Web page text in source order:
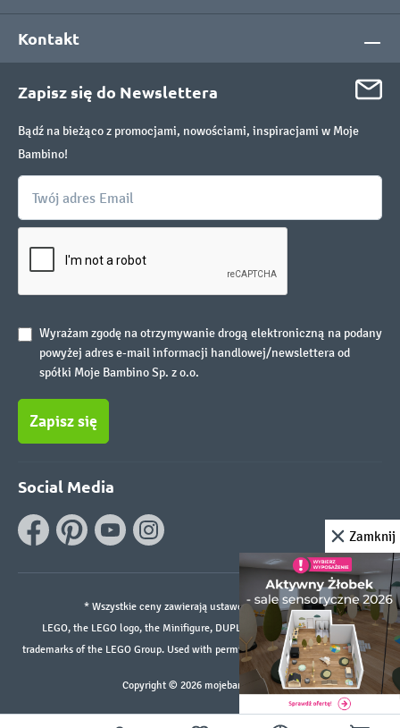
Kontakt
Zapisz się do Newslettera
Bądź na bieżąco z promocjami, nowościami, inspiracjami w Moje
Bambino!
Wyrażam zgodę na otrzymywanie drogą elektroniczną na podany
powyżej adres e-mail informacji handlowej/newslettera od
spółki Moje Bambino Sp. z o.o.
Zapisz się
Social Media
* Wszystkie ceny zawierają ustawowy podatek VAT.
LEGO, the LEGO logo, the Minifigure, DUPLO, and the SPIKE logo are
trademarks of the LEGO Group. Used with permission. ©2026 The LEGO Group
Copyright © 2026 mojebambino.pl
Zamknij